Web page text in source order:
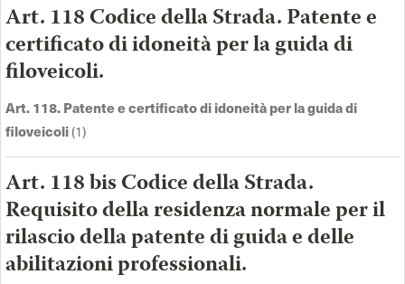
Art. 118 Codice della Strada. Patente e
certificato di idoneità per la guida di
filoveicoli.
Art. 118. Patente e certificato di idoneità per la guida di
filoveicoli(1)
Art. 118 bis Codice della Strada.
Requisito della residenza normale per il
rilascio della patente di guida e delle
abilitazioni professionali.